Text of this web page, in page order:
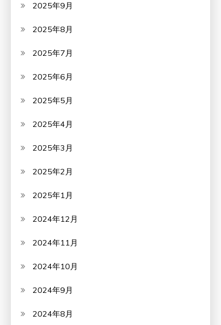
2025年9月
2025年8月
2025年7月
2025年6月
2025年5月
2025年4月
2025年3月
2025年2月
2025年1月
2024年12月
2024年11月
2024年10月
2024年9月
2024年8月